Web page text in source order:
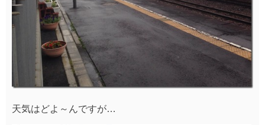
天気はどよ～んですが…